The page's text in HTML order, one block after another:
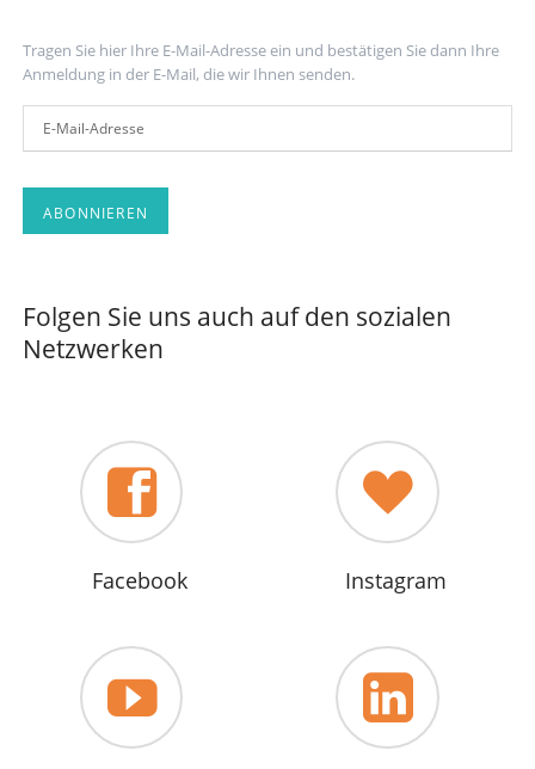
Tragen Sie hier Ihre E-Mail-Adresse ein und bestätigen Sie dann Ihre
Anmeldung in der E-Mail, die wir Ihnen senden.
Mail-
ABONNIEREN
Folgen Sie uns auch auf den sozialen
Netzwerken
Facebook Instagram